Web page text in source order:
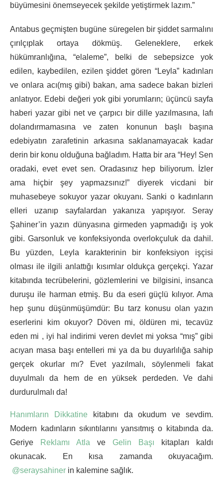
büyümesini önemseyecek şekilde yetiştirmek lazım.”
Antabus geçmişten bugüne süregelen bir şiddet sarmalını
çırılçıplak ortaya dökmüş. Geleneklere, erkek
hükümranlığına, “elaleme”, belki de sebepsizce yok
edilen, kaybedilen, ezilen şiddet gören “Leyla” kadınları
ve onlara acı(mış gibi) bakan, ama sadece bakan bizleri
anlatıyor. Edebi değeri yok gibi yorumların; üçüncü sayfa
haberi yazar gibi net ve çarpıcı bir dille yazılmasına, lafı
dolandırmamasına ve zaten konunun başlı başına
edebiyatın zarafetinin arkasına saklanamayacak kadar
derin bir konu olduğuna bağladım. Hatta bir ara “Hey! Sen
oradaki, evet evet sen. Oradasınız hep biliyorum. İzler
ama hiçbir şey yapmazsınız!” diyerek vicdani bir
muhasebeye sokuyor yazar okuyanı. Sanki o kadınların
elleri uzanıp sayfalardan yakanıza yapışıyor. Seray
Şahiner’in yazın dünyasına girmeden yapmadığı iş yok
gibi. Garsonluk ve konfeksiyonda overlokçuluk da dahil.
Bu yüzden, Leyla karakterinin bir konfeksiyon işçisi
olması ile ilgili anlattığı kısımlar oldukça gerçekçi. Yazar
kitabında tecrübelerini, gözlemlerini ve bilgisini, insanca
duruşu ile harman etmiş. Bu da eseri güçlü kılıyor. Ama
hep şunu düşünmüşümdür: Bu tarz konusu olan yazın
eserlerini kim okuyor? Döven mi, öldüren mi, tecavüz
eden mi , iyi hal indirimi veren devlet mi yoksa “mış” gibi
acıyan masa başı entelleri mi ya da bu duyarlılığa sahip
gerçek okurlar mı? Evet yazılmalı, söylenmeli fakat
duyulmalı da hem de en yüksek perdeden. Ve dahi
durdurulmalı da!
Hanımların Dikkatinekitabını da okudum ve sevdim.
Modern kadınların sıkıntılarını yansıtmış o kitabında da.
Geriye
Reklamı Atla ve Gelin Başı kitapları kaldı
okunacak. En kısa zamanda okuyacağım.
@seraysahiner in kalemine sağlık.